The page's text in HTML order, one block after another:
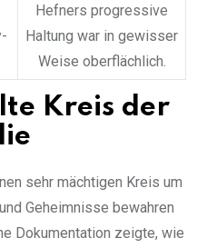
Hefners progressive
Haltung war in gewisser
Weise oberflächlich.
Kreis der
sehr mächtigen Kreis um
Geheimnisse bewahren
Dokumentation zeigte, wie